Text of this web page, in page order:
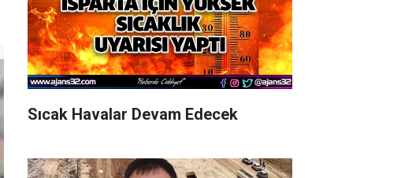
Sıcak Havalar Devam Edecek